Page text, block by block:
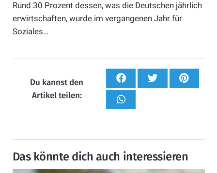
Rund 30 Prozent dessen, was die Deutschen jährlich
erwirtschaften, wurde im vergangenen Jahr für
Soziales…
Du kannst den
Artikel teilen:
Das könnte dich auch interessieren